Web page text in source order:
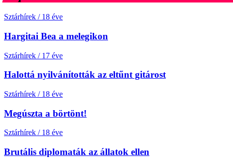
Sztárhírek / 18 éve
Hargitai Bea a melegikon
Sztárhírek / 17 éve
Halottá nyilvánították az eltűnt gitárost
Sztárhírek / 18 éve
Megúszta a börtönt!
Sztárhírek / 18 éve
Brutális diplomaták az állatok ellen